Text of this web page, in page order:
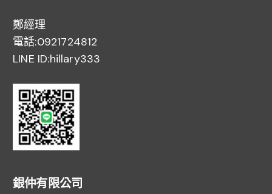
鄭經理
電話:0921724812
LINE ID:hillary333
銀仲有限公司